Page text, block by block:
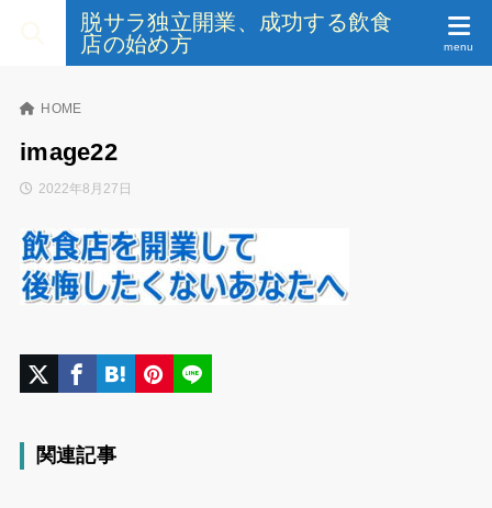
脱サラ独立開業、成功する飲食
店の始め方
HOME
image22
2022年8月27日
関連記事